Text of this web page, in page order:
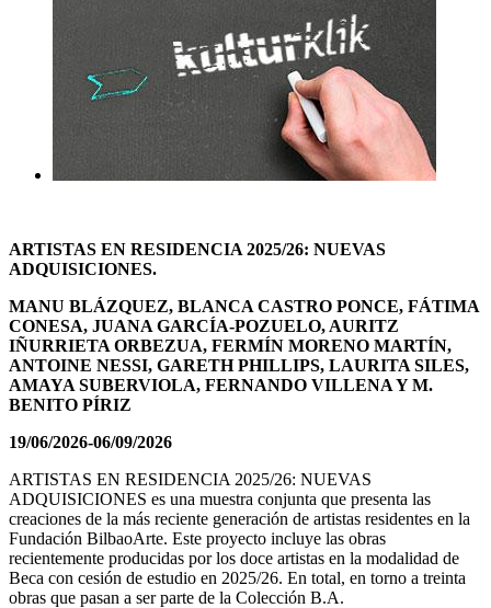
ARTISTAS EN RESIDENCIA 2025/26: NUEVAS
ADQUISICIONES.
MANU BLÁZQUEZ, BLANCA CASTRO PONCE, FÁTIMA
CONESA, JUANA GARCÍA-POZUELO, AURITZ
IÑURRIETA ORBEZUA, FERMÍN MORENO MARTÍN,
ANTOINE NESSI, GARETH PHILLIPS, LAURITA SILES,
AMAYA SUBERVIOLA, FERNANDO VILLENA Y M.
BENITO PÍRIZ
19/06/2026-06/09/2026
ARTISTAS EN RESIDENCIA 2025/26: NUEVAS
ADQUISICIONES es una muestra conjunta que presenta las
creaciones de la más reciente generación de artistas residentes en la
Fundación BilbaoArte. Este proyecto incluye las obras
recientemente producidas por los doce artistas en la modalidad de
Beca con cesión de estudio en 2025/26. En total, en torno a treinta
obras que pasan a ser parte de la Colección B.A.